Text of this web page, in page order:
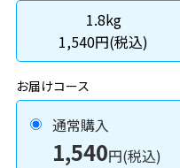
1.8kg
1,540円(税込)
お届けコース
通常購入
1,540円(税込)